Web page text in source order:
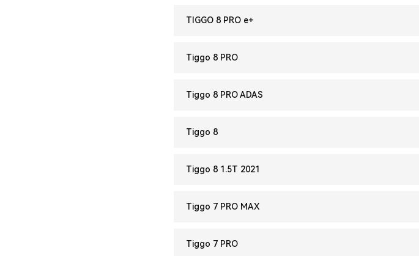
TIGGO 8 PRO e+
Tiggo 8 PRO
Tiggo 8 PRO ADAS
Tiggo 8
Tiggo 8 1.5T 2021
Tiggo 7 PRO MAX
Tiggo 7 PRO